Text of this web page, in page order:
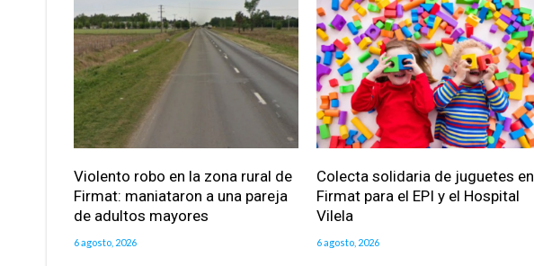
Violento robo en la zona rural de
Firmat: maniataron a una pareja
de adultos mayores
6 agosto, 2026
Colecta solidaria de juguetes en
Firmat para el EPI y el Hospital
Vilela
6 agosto, 2026